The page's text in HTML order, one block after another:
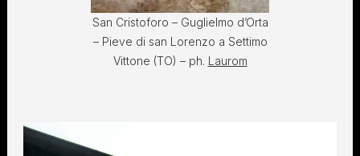
San Cristoforo – Guglielmo d’Orta
– Pieve di san Lorenzo a Settimo
Vittone (TO) – ph. Laurom